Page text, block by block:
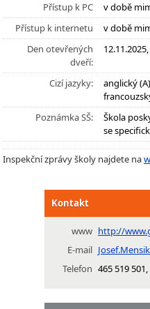
Přístup k PC
v době
Přístup k internetu
v době
Den otevřených
dveří:
Cizí jazyky:
anglický
Poznámka SŠ:
Škola
se
Inspekční zprávy školy najdete na
Kontakt
www http://
E-mail
Telefon 465 519